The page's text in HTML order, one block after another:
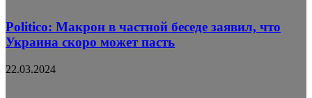
Politico: Макрон в частной беседе заявил, что
Украина скоро может пасть
22.03.2024